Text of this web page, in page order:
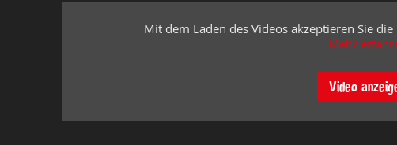
Mit dem Laden des Videos akzeptieren Sie
Mehr
Video